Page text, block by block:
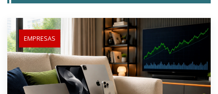
EMPRESAS